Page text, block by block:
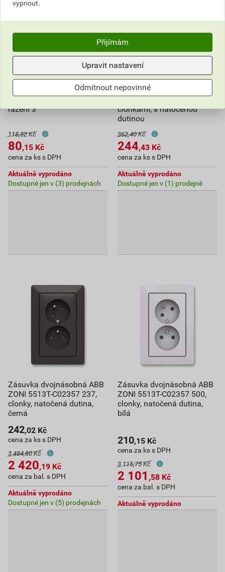
Kryt spínače ABB Zoni
3559T-A00933 500, bílá,
jednoduchý s potiskem, pro
řazení 3
118,82 Kč
80,15 Kč
cena za ks s DPH
Aktuálně vyprodáno
Dostupné jen v (3) prodejnách
Zásuvka dvojnásobná ABB
Zoni 5513T-C02357 137,
matná černá / bílá, s
clonkami, s natočenou
dutinou
362,40 Kč
244,43 Kč
cena za ks s DPH
Aktuálně vyprodáno
Dostupné jen v (1) prodejně
Zásuvka dvojnásobná ABB
ZONI 5513T-C02357 237,
clonky, natočená dutina,
černá
242,02 Kč
cena za ks s DPH
3 484,80 Kč
2 420,19 Kč
cena za bal. s DPH
Aktuálně vyprodáno
Dostupné jen v (5) prodejnách
Zásuvka dvojnásobná ABB
ZONI 5513T-C02357 500,
clonky, natočená dutina,
bílá
210,15 Kč
cena za ks s DPH
3 115,75 Kč
2 101 ,58 Kč
cena za bal. s DPH
Aktuálně vyprodáno
vypnout.
Přijímám
Upravit nastavení
Odmítnout nepovinné